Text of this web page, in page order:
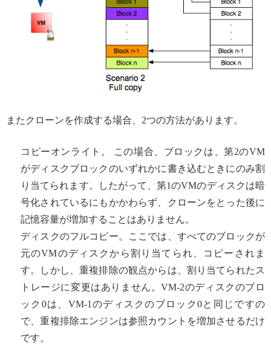
またクローンを作成する場合、2つの方法があります。
コピーオンライト。 この場合、ブロックは、第2のVM
がディスクブロックのいずれかに書き込むときにのみ割
り当てられます。したがって、第1のVMのディスクは暗
号化されているにもかかわらず、クローンをとった後に
記憶容量が増加することはありません。
ディスクのフルコピー。ここでは、すべてのブロックが
元のVMのディスクから割り当てられ、コピーされま
す。しかし、重複排除の観点からは、割り当てられたス
トレージに変更はありません。VM-2のディスクのブロ
ック0は、VM-1のディスクのブロック0と同じですの
で、重複排除エンジンは参照カウントを増加させるだけ
です。